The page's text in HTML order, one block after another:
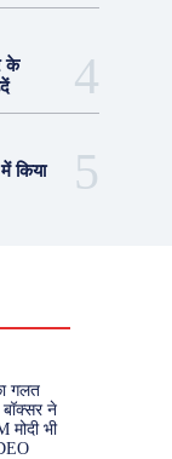
के
किया
शास्त्र
गलत
ने
मोदी भी